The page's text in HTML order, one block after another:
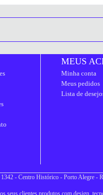
MEUS
Minha conta
Meus pedidos
Lista de
- Centro Histórico - Porto Alegre -
clientes produtos com design,